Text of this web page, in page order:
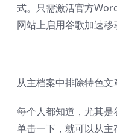
式。只需激活官方
网站上启用谷歌加速移
从主档案中排除特色文
每个人都知道，尤其
单击一下，就可以从